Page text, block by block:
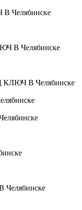
Челябинске
В Челябинске
В Челябинске